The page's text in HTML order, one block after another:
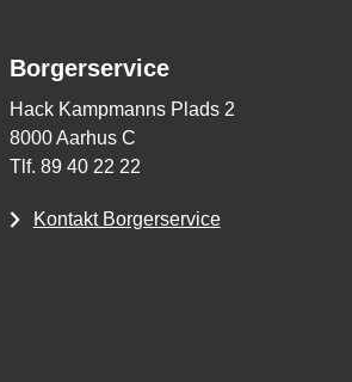
Borgerservice
Hack Kampmanns Plads 2
8000 Aarhus C
Tlf. 89 40 22 22
Kontakt Borgerservice